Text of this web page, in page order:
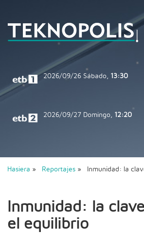
2026/09/26 Sábado, 13:30
2026/09/27 Domingo, 12:20
Hasiera » Reportajes » Inmunidad: la
Inmunidad: la
el equilibrio